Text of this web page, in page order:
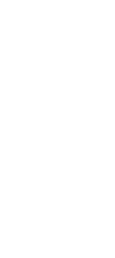
Tipe